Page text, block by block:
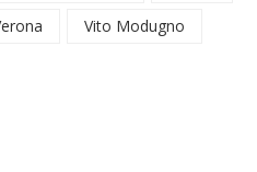
Vito Modugno